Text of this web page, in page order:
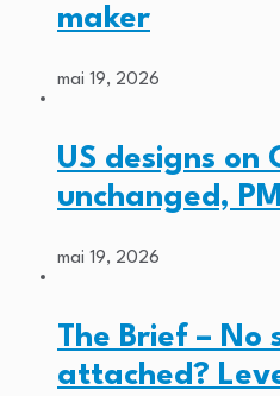
maker
mai 19, 2026
US designs on
unchanged,
mai 19, 2026
The Brief – No
attached?